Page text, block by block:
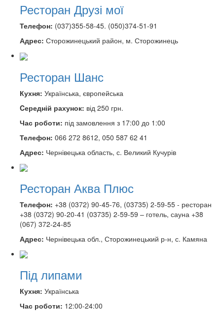
Ресторан Друзі мої
Телефон: (037)355-58-45. (050)374-51-91
Адрес: Сторожинецький район, м. Сторожинець
Ресторан Шанс
Кухня: Українська, європейська
Cередній рахунок: від 250 грн.
Час роботи: під замовлення з 17:00 до 1:00
Телефон: 066 272 8612, 050 587 62 41
Адрес: Чернівецька область, с. Великий Кучурів
Ресторан Аква Плюс
Телефон: +38 (0372) 90-45-76, (03735) 2-59-55 - ресторан
+38 (0372) 90-20-41 (03735) 2-59-59 – готель, сауна +38
(067) 372-24-85
Адрес: Чернівецька обл., Сторожинецький р-н, с. Камяна
Під липами
Кухня: Українська
Час роботи: 12:00-24:00